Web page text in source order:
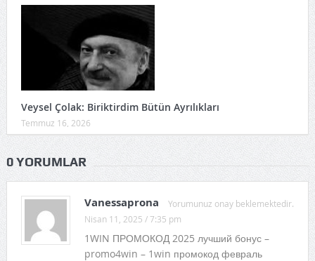
Veysel Çolak: Biriktirdim Bütün Ayrılıkları
Temmuz 16, 2026
0 YORUMLAR
Yorumunuz onay beklemektedir.
Vanessaprona
Nisan 11, 2025 / 7:35 pm
1WIN ПРОМОКОД 2025 лучший бонус –
promo4win – 1win промокод февраль